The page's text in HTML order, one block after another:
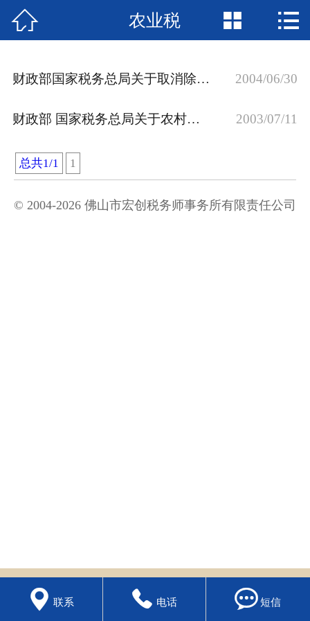
网站首页
财会法规库
税收法规库
 农业税  
财政部国家税务总局关于取消除烟叶外的农业特产税有关问题的通知 2004/06/30
财政部 国家税务总局关于农村税费改革试点地区个人取得农业特产所得征免个人所得税问题的通知 2003/07/11
总共1/1 1
© 2004-2026 佛山市宏创税务师事务所有限责任公司
 联系  电话  短信